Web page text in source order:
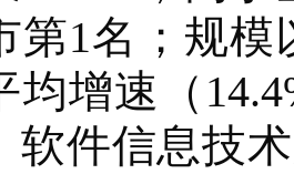
第1名；规
均增速（
软件信息技